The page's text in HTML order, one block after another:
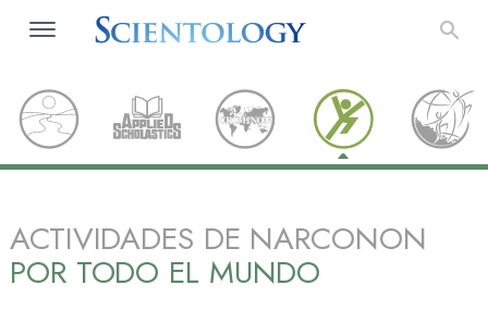
ACTIVIDADES DE NARCONON
POR TODO EL MUNDO